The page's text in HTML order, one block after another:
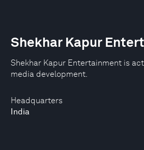
Headquarters
India
Shekhar Kapur
Shekhar Kapur Entertainment is
media development.